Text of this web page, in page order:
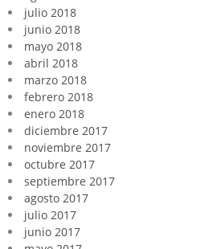
julio 2018
junio 2018
mayo 2018
abril 2018
marzo 2018
febrero 2018
enero 2018
diciembre 2017
noviembre 2017
octubre 2017
septiembre 2017
agosto 2017
julio 2017
junio 2017